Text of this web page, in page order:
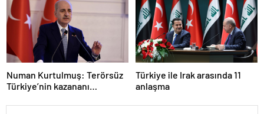
Numan Kurtulmuş: Terörsüz
Türkiye’nin kazananı
Türkiye ile Irak arasında 11
anlaşma